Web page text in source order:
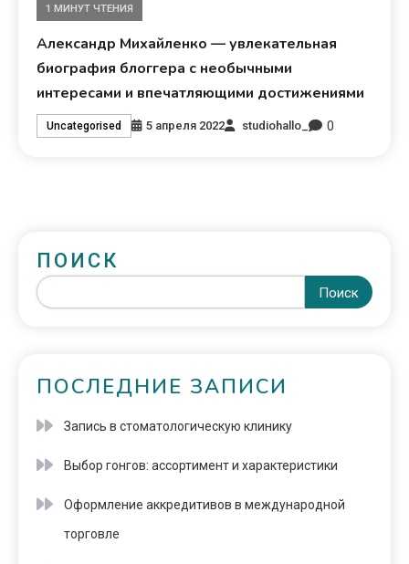
1 МИНУТ ЧТЕНИЯ
Александр Михайленко — увлекательная
биография блоггера с необычными
интересами и впечатляющими достижениями
Uncategorised 5 апреля 2022 studiohallo_ 0
ПОИСК
Поиск
ПОСЛЕДНИЕ ЗАПИСИ
Запись в стоматологическую клинику
Выбор гонгов: ассортимент и характеристики
Оформление аккредитивов в международной
торговле